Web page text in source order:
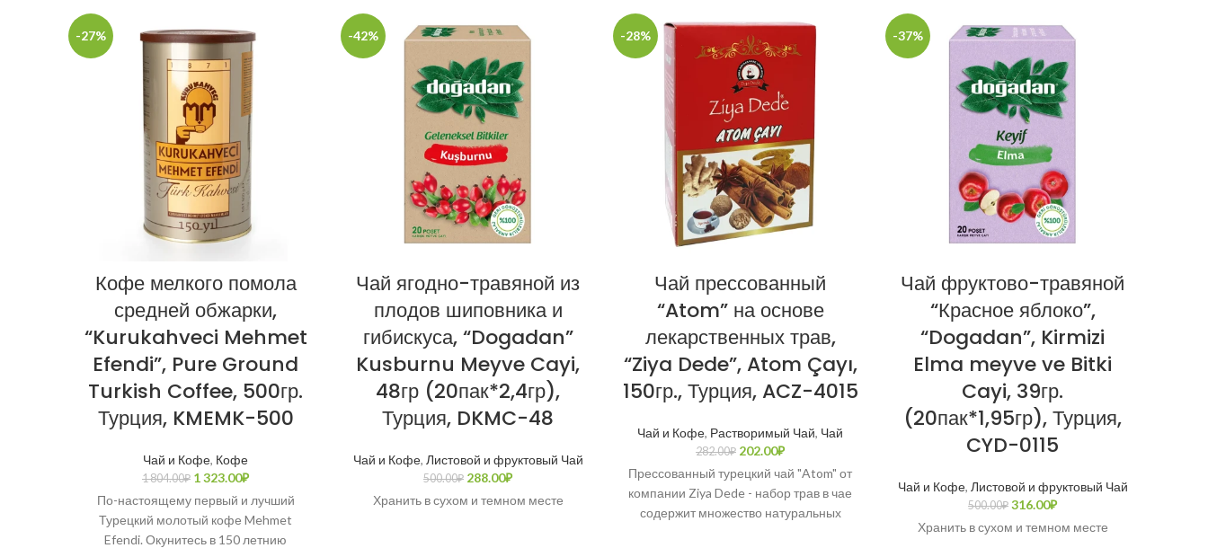
-27%
Кофе мелкого помола
средней обжарки,
“Kurukahveci Mehmet
Efendi”, Pure Ground
Turkish Coffee, 500гр.
Турция, KMEMK-500
Чай и Кофе, Кофе
1 804.00₽ 1 323.00₽
По-настоящему первый и лучший
Турецкий молотый кофе Mehmet
Efendi. Окунитесь в 150 летнию
-42%
Чай ягодно-травяной из
плодов шиповника и
гибискуса, “Dogadan”
Kusburnu Meyve Cayi,
48гр (20пак*2,4гр),
Турция, DKMC-48
Чай и Кофе, Листовой и фруктовый Чай
500.00₽ 288.00₽
Хранить в сухом и темном месте
-28%
Чай прессованный
“Atom” на основе
лекарственных трав,
“Ziya Dede”, Atom Çayı,
150гр., Турция, ACZ-4015
Чай и Кофе, Растворимый Чай, Чай
282.00₽ 202.00₽
Прессованный турецкий чай "Atom" от
компании Ziya Dede - набор трав в чае
содержит множество натуральных
-37%
Чай фруктово-травяной
“Красное яблоко”,
“Dogadan”, Kirmizi
Elma meyve ve Bitki
Cayi, 39гр.
(20пак*1,95гр), Турция,
CYD-0115
Чай и Кофе, Листовой и фруктовый Чай
500.00₽ 316.00₽
Хранить в сухом и темном месте